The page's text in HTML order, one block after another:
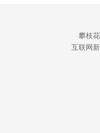
攀枝
互联网